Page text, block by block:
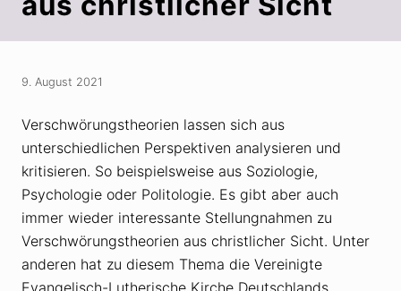
9. August 2021
Verschwörungstheorien lassen sich aus
unterschiedlichen Perspektiven analysieren und
kritisieren. So beispielsweise aus Soziologie,
Psychologie oder Politologie. Es gibt aber auch
immer wieder interessante Stellungnahmen zu
Verschwörungstheorien aus christlicher Sicht. Unter
anderen hat zu diesem Thema die Vereinigte
Evangelisch-Lutherische Kirche Deutschlands